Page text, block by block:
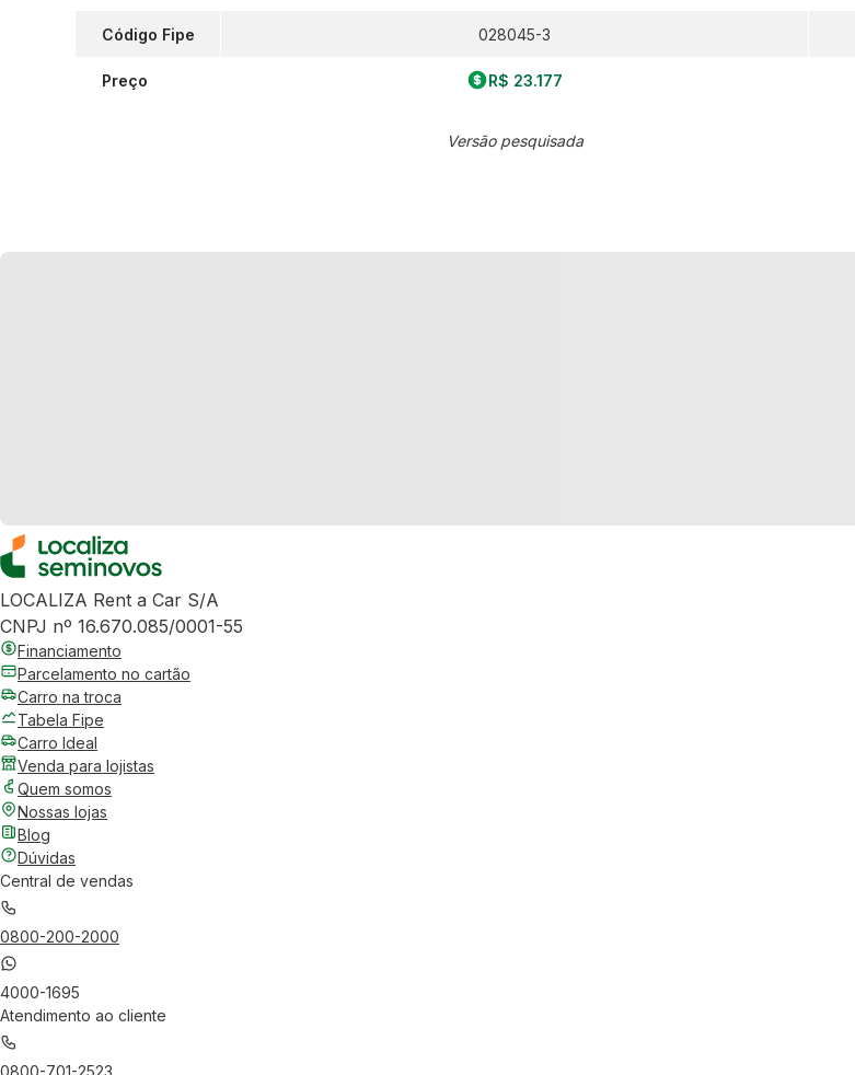
Código Fipe
Preço
028045-3
R$ 23.177
Versão pesquisada
LOCALIZA Rent a Car S/A
CNPJ nº 16.670.085/0001-55
Financiamento
Parcelamento no cartão
Carro na troca
Tabela Fipe
Carro Ideal
Venda para lojistas
Quem somos
Nossas lojas
Blog
Dúvidas
Central de vendas
0800-200-2000
4000-1695
Atendimento ao cliente
0800-701-2523